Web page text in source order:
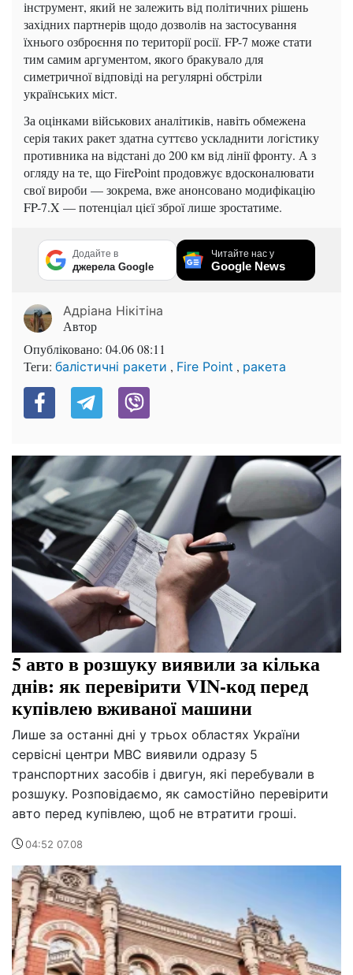
інструмент, який не залежить від політичних рішень
західних партнерів щодо дозволів на застосування
їхнього озброєння по території росії. FP-7 може стати
тим самим аргументом, якого бракувало для
симетричної відповіді на регулярні обстріли
українських міст.
За оцінками військових аналітиків, навіть обмежена
серія таких ракет здатна суттєво ускладнити логістику
противника на відстані до 200 км від лінії фронту. А з
огляду на те, що FirePoint продовжує вдосконалювати
свої вироби — зокрема, вже анонсовано модифікацію
FP-7.X — потенціал цієї зброї лише зростатиме.
Додайте в
джерела Google
Читайте нас у
Google News
Адріана Нікітіна
Автор
Опубліковано: 04.06 08:11
Теги: балістичні ракети , Fire Point , ракета
5 авто в розшуку виявили за кілька
днів: як перевірити VIN-код перед
купівлею вживаної машини
Лише за останні дні у трьох областях України
сервісні центри МВС виявили одразу 5
транспортних засобів і двигун, які перебували в
розшуку. Розповідаємо, як самостійно перевірити
авто перед купівлею, щоб не втратити гроші.
04:52 07.08